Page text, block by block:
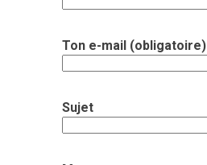
Ton e-mail (obligatoire)
Sujet